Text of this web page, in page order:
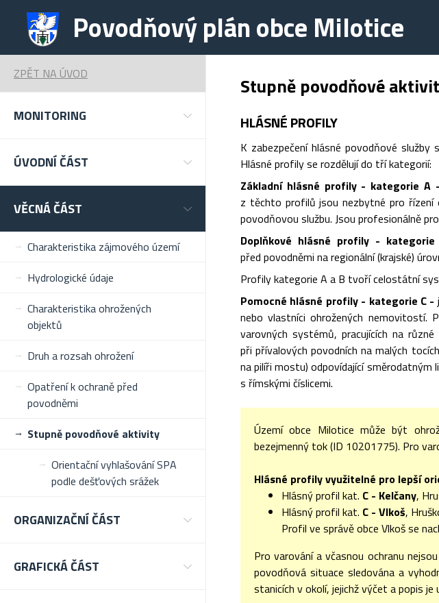
Povodňový plán obce Milotice
ZPĚT NA ÚVOD
MONITORING
ÚVODNÍ ČÁST
VĚCNÁ ČÁST
Charakteristika zájmového území
Hydrologické údaje
Charakteristika ohrožených
objektů
Druh a rozsah ohrožení
Opatření k ochraně před
povodněmi
Stupně povodňové aktivity
Orientační vyhlašování SPA
podle dešťových srážek
ORGANIZAČNÍ ČÁST
GRAFICKÁ ČÁST
Stupně povodňové
HLÁSNÉ PROFILY
K zabezpečení hlásné povodňové
Hlásné profily se rozdělují do tří kategorií:
Základní hlásné profily - kategorie A -
z těchto profilů jsou nezbytné pro řízení
povodňovou službu. Jsou profesionálně
Doplňkové hlásné profily -
před povodněmi na regionální (krajské)
Profily kategorie A a B tvoří celostátní
Pomocné hlásné profily - kategorie C -
nebo vlastníci ohrožených nemovitostí.
varovných systémů, pracujících na
při přívalových povodních na malých
na pilíři mostu) odpovídající směrodatným
s římskými číslicemi.
Území obce Milotice může být
bezejmenný tok (ID 10201775). Pro
Hlásné profily využitelné pro lepší
Hlásný profil kat. C - Kelčany,
Hlásný profil kat. C - Vlkoš,
Profil ve správě obce Vlkoš se
Pro varování a včasnou ochranu
povodňová situace sledována a
stanicích v okolí, jejichž výčet a popis je